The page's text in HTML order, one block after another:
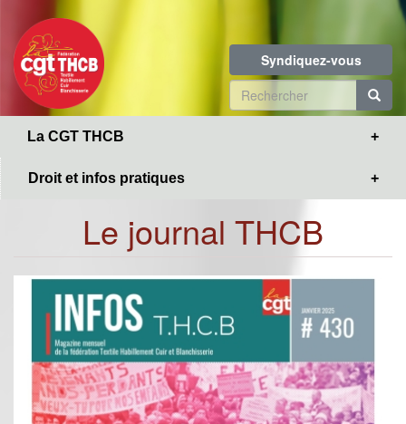
contenu
principal
Syndiquez-vous
Formulaire
de
La CGT THCB
Droit et infos pratiques
Le journal THCB